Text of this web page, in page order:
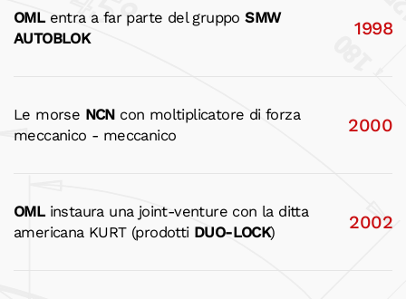
OMLentra a far parte del gruppoSMW
AUTOBLOK
1998
Le morse NCNcon moltiplicatore di forza
meccanico - meccanico
2000
OMLinstaura una joint-venture con la ditta
americana KURT (prodotti DUO-LOCK) 2002